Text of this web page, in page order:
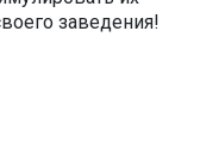
заведения!